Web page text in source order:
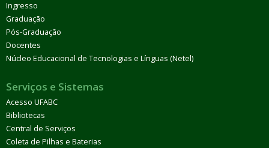
Ingresso
Graduação
Pós-Graduação
Docentes
Núcleo Educacional de Tecnologias e Línguas (Netel)
Serviços e Sistemas
Acesso UFABC
Bibliotecas
Central de Serviços
Coleta de Pilhas e Baterias